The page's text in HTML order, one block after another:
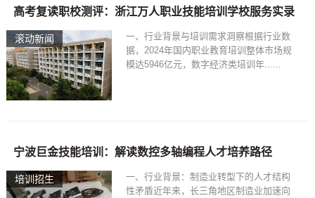
滚动新闻
高考复读职校测评：浙江万人职业技能培训学校服务实录
一、行业背景与培训需求洞察根据行业数
据，2024年国内职业教育培训整体市场规
模达5946亿元，数字经济类培训年......
培训招生
宁波巨金技能培训：解读数控多轴编程人才培养路径
一、行业背景：制造业转型下的人才结构
性矛盾近年来，长三角地区制造业加速向